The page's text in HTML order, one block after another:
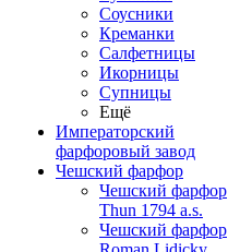
Соусники
Креманки
Салфетницы
Икорницы
Супницы
Ещё
Императорский
фарфоровый завод
Чешский фарфор
Чешский фарфор
Thun 1794 a.s.
Чешский фарфор